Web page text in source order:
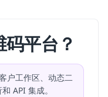
平台？
户工作区、动态二
API 集成。